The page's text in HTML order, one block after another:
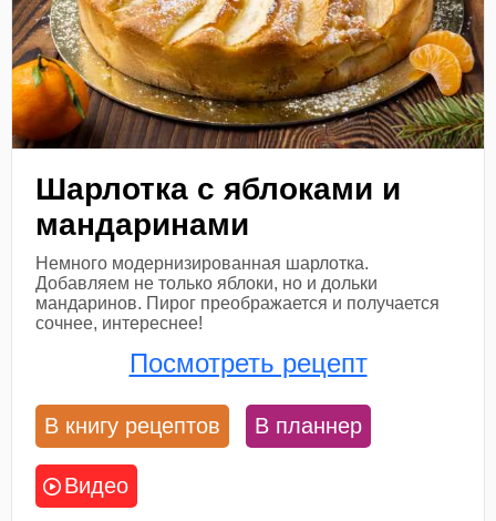
Шарлотка с яблоками и
мандаринами
Немного модернизированная шарлотка.
Добавляем не только яблоки, но и дольки
мандаринов. Пирог преображается и получается
сочнее, интереснее!
Посмотреть рецепт
В книгу рецептов В планнер
Видео